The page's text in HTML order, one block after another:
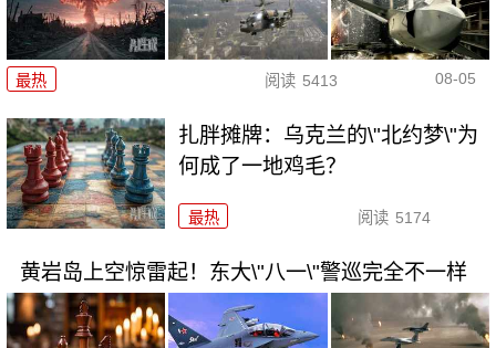
最热 阅读 5413 08-05
扎胖摊牌：乌克兰的\"北约梦\"为
何成了一地鸡毛？
最热 阅读 5174
黄岩岛上空惊雷起！东大\"八一\"警巡完全不一样